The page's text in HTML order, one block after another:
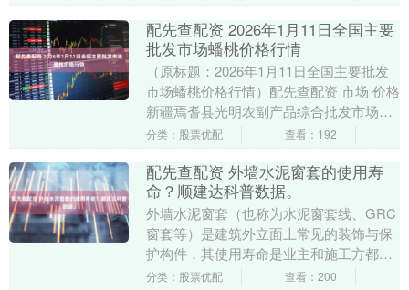
配先查配资 2026年1月11日全国主要
批发市场蟠桃价格行情
（原标题：2026年1月11日全国主要批发
市场蟠桃价格行情）配先查配资 市场 价格
新疆焉耆县光明农副产品综合批发市场
7.00 单位：元/公斤 数据来源：农业....
分类：股票优配 查看：192
配先查配资 外墙水泥窗套的使用寿
命？顺建达科普数据。
外墙水泥窗套（也称为水泥窗套线、GRC
窗套等）是建筑外立面上常见的装饰与保
护构件，其使用寿命是业主和施工方都非
常关心的问题。 影响使用寿命的关键因素
分类：股票优配 查看：200